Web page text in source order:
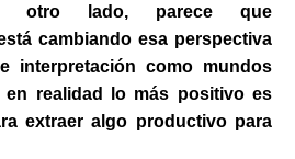
otro lado, parece que
cambiando esa perspectiva
interpretación como mundos
en realidad lo más positivo es
extraer algo productivo para